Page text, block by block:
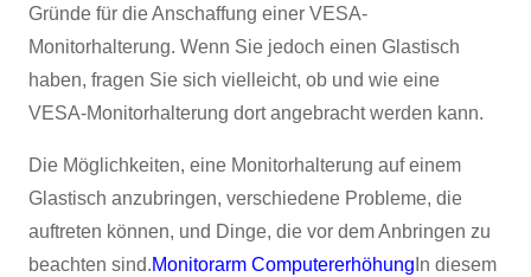
Gründe für die Anschaffung einer VESA-
Monitorhalterung. Wenn Sie jedoch einen Glastisch
haben, fragen Sie sich vielleicht, ob und wie eine
VESA-Monitorhalterung dort angebracht werden kann.
Die Möglichkeiten, eine Monitorhalterung auf einem
Glastisch anzubringen, verschiedene Probleme, die
auftreten können, und Dinge, die vor dem Anbringen zu
beachten sind.Monitorarm Computererhöhung In diesem